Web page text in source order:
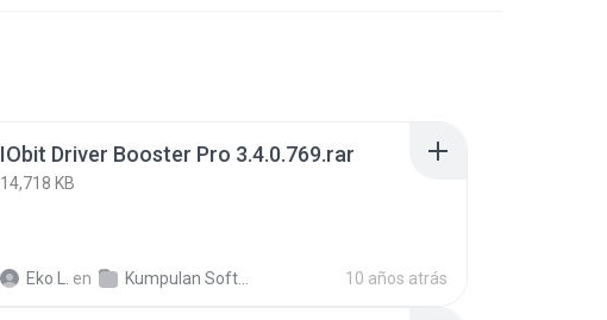
IObit Driver Booster Pro 3.4.0.769.rar
14,718 KB
Eko L. en Kumpulan Software Gratis Update+ crack 10 años atrás